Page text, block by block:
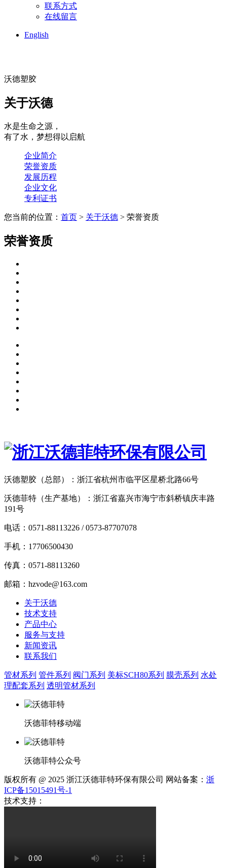
联系方式
在线留言
English
沃德塑胶
关于沃德
水是生命之源，
有了水，梦想得以启航
企业简介
荣誉资质
发展历程
企业文化
专利证书
您当前的位置： 首页 > 关于沃德 > 荣誉资质
荣誉资质
沃德塑胶（总部）：浙江省杭州市临平区星桥北路66号
沃德菲特（生产基地）：浙江省嘉兴市海宁市斜桥镇庆丰路
191号
电话：0571-88113226 / 0573-87707078
手机：17706500430
传真：0571-88113260
邮箱：hzvode@163.com
关于沃德
技术支持
产品中心
服务与支持
新闻资讯
联系我们
管材系列 管件系列 阀门系列 美标SCH80系列 膜壳系列 水处
理配套系列 透明管材系列
沃德菲特移动端
沃德菲特公众号
版权所有 @ 2025 浙江沃德菲特环保有限公司 网站备案： 浙
ICP备15015491号-1
技术支持：